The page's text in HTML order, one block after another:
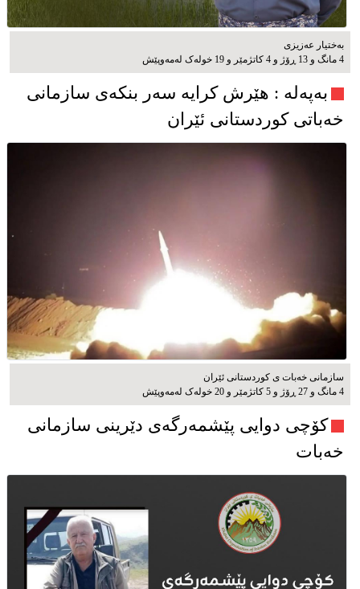
بەختیار عەزیزی
4 مانگ و 13 ڕۆژ و 4 کاتژمێر و 19 خوله‌ک له‌مه‌وپێش‌
به‌په‌له‌ : هێرش کرایە سەر بنکەی سازمانی
خەباتی کوردستانی ئێران
سازمانی خەبات ی کوردستانی ئێران
4 مانگ و 27 ڕۆژ و 5 کاتژمێر و 20 خوله‌ک له‌مه‌وپێش‌
کۆچی دوایی پێشمەرگەی دێرینی سازمانی
خەبات